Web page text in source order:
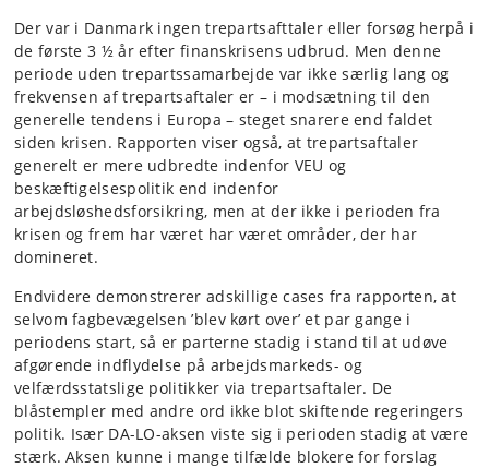
Der var i Danmark ingen trepartsafttaler eller forsøg herpå i
de første 3 ½ år efter finanskrisens udbrud. Men denne
periode uden trepartssamarbejde var ikke særlig lang og
frekvensen af ​​trepartsaftaler er – i modsætning til den
generelle tendens i Europa – steget snarere end faldet
siden krisen. Rapporten viser også, at trepartsaftaler
generelt er mere udbredte indenfor VEU og
beskæftigelsespolitik end indenfor
arbejdsløshedsforsikring, men at der ikke i perioden fra
krisen og frem har været har været områder, der har
domineret.
Endvidere demonstrerer adskillige cases fra rapporten, at
selvom fagbevægelsen ’blev kørt over’ et par gange i
periodens start, så er parterne stadig i stand til at udøve
afgørende indflydelse på arbejdsmarkeds- og
velfærdsstatslige politikker via trepartsaftaler. De
blåstempler med andre ord ikke blot skiftende regeringers
politik. Især DA-LO-aksen viste sig i perioden stadig at være
stærk. Aksen kunne i mange tilfælde blokere for forslag